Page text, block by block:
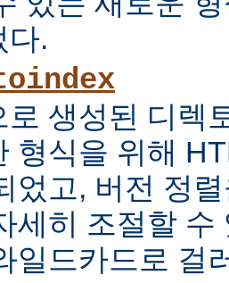
다.
로 생성된 디렉
형식을 위해
었고, 버전 정
세히 조절할 수
일드카드로 걸